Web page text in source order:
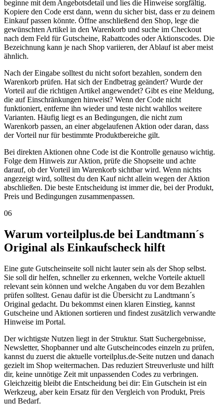
beginne mit dem Angebotsdetail und lies die Hinweise sorgfältig.
Kopiere den Code erst dann, wenn du sicher bist, dass er zu deinem
Einkauf passen könnte. Öffne anschließend den Shop, lege die
gewünschten Artikel in den Warenkorb und suche im Checkout
nach dem Feld für Gutscheine, Rabattcodes oder Aktionscodes. Die
Bezeichnung kann je nach Shop variieren, der Ablauf ist aber meist
ähnlich.
Nach der Eingabe solltest du nicht sofort bezahlen, sondern den
Warenkorb prüfen. Hat sich der Endbetrag geändert? Wurde der
Vorteil auf die richtigen Artikel angewendet? Gibt es eine Meldung,
die auf Einschränkungen hinweist? Wenn der Code nicht
funktioniert, entferne ihn wieder und teste nicht wahllos weitere
Varianten. Häufig liegt es an Bedingungen, die nicht zum
Warenkorb passen, an einer abgelaufenen Aktion oder daran, dass
der Vorteil nur für bestimmte Produktbereiche gilt.
Bei direkten Aktionen ohne Code ist die Kontrolle genauso wichtig.
Folge dem Hinweis zur Aktion, prüfe die Shopseite und achte
darauf, ob der Vorteil im Warenkorb sichtbar wird. Wenn nichts
angezeigt wird, solltest du den Kauf nicht allein wegen der Aktion
abschließen. Die beste Entscheidung ist immer die, bei der Produkt,
Preis und Bedingungen zusammenpassen.
06
Warum vorteilplus.de bei Landtmann´s
Original als Einkaufscheck hilft
Eine gute Gutscheinseite soll nicht lauter sein als der Shop selbst.
Sie soll dir helfen, schneller zu erkennen, welche Vorteile aktuell
relevant sein können und welche Angaben du vor dem Bezahlen
prüfen solltest. Genau dafür ist die Übersicht zu Landtmann´s
Original gedacht. Du bekommst einen klaren Einstieg, kannst
Gutscheine und Aktionen sortieren und findest zusätzlich verwandte
Hinweise im Portal.
Der wichtigste Nutzen liegt in der Struktur. Statt Suchergebnisse,
Newsletter, Shopbanner und alte Gutscheincodes einzeln zu prüfen,
kannst du zuerst die aktuelle vorteilplus.de-Seite nutzen und danach
gezielt im Shop weitermachen. Das reduziert Streuverluste und hilft
dir, keine unnötige Zeit mit unpassenden Codes zu verbringen.
Gleichzeitig bleibt die Entscheidung bei dir: Ein Gutschein ist ein
Werkzeug, aber kein Ersatz für den Vergleich von Produkt, Preis
und Bedarf.